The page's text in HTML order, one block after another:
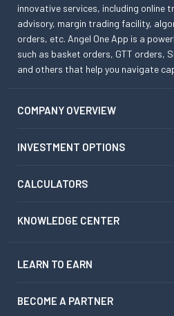
innovative services, including online
advisory, margin trading facility,
orders, etc. Angel One App is a
such as basket orders, GTT orders,
and others that help you navigate
COMPANY OVERVIEW
INVESTMENT OPTIONS
CALCULATORS
KNOWLEDGE CENTER
LEARN TO EARN
BECOME A PARTNER